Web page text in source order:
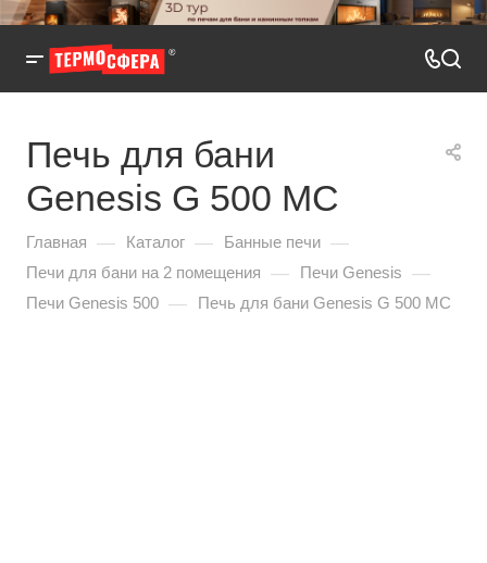
Печь для бани
Genesis G 500 МС
Главная — Каталог — Банные печи —
Печи для бани на 2 помещения — Печи Genesis —
Печи Genesis 500 — Печь для бани Genesis G 500 МС